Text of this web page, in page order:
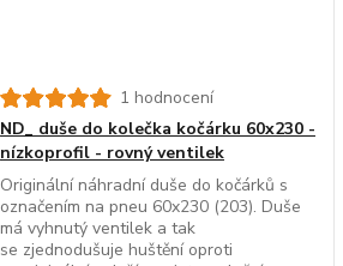
1 hodnocení
ND_ duše do kolečka kočárku 60x230 -
nízkoprofil - rovný ventilek
Originální náhradní duše do kočárků s
označením na pneu 60x230 (203). Duše
má vyhnutý ventilek a tak
se zjednodušuje huštění oproti